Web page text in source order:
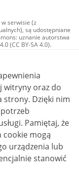
serwisie (z
są udostępniane
uznanie autorstwa
(CC BY-SA 4.0).
zdjęcia, materiały
na licencji typu
użycie
4.0 (CC BY-
inaczej.
witryny oraz do
nim
że
cookie mogą
urządzenia lub
stanowić